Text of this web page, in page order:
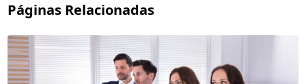
Páginas Relacionadas